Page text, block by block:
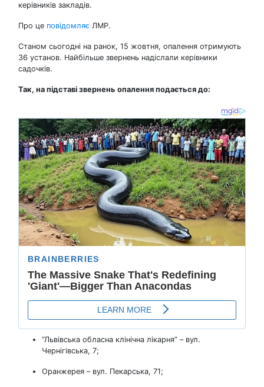
керівників закладів.
Про це повідомляє ЛМР.
Станом сьогодні на ранок, 15 жовтня, опалення отримують
36 установ. Найбільше звернень надіслали керівники
садочків.
Так, на підставі звернень опалення подається до:
“Львівська обласна клінічна лікарня” – вул.
Чернігівська, 7;
Оранжерея – вул. Пекарська, 71;